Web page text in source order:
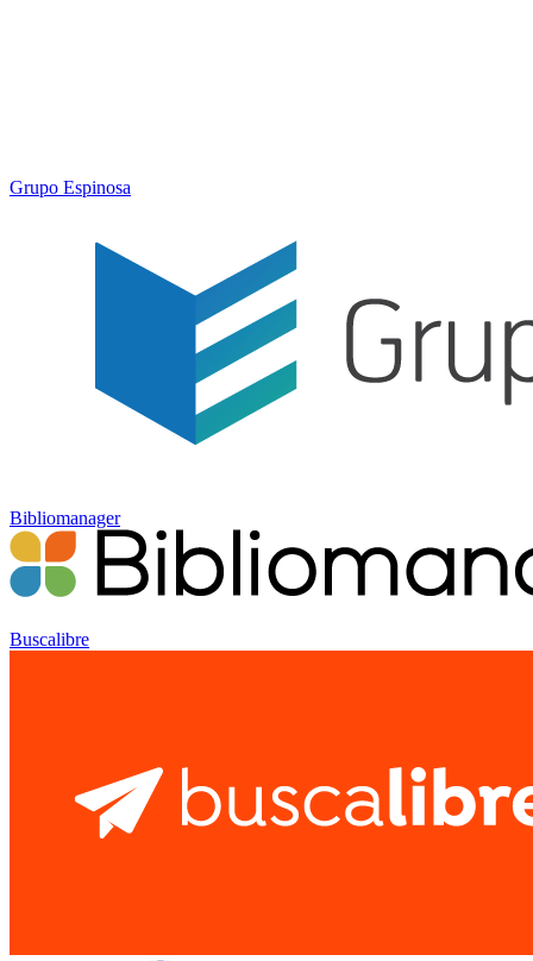
Grupo Espinosa
Bibliomanager
Buscalibre